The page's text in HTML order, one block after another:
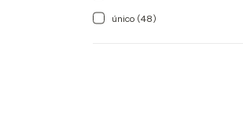
único (48)